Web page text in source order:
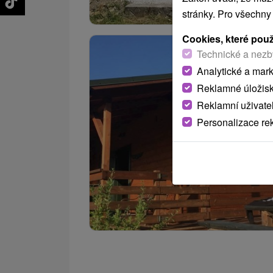
stránky. Pro
Cookies, které
Technické a
Analytické a
Reklamné
Reklamní
Personalizace